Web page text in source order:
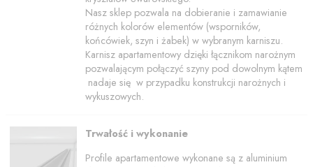
Nasz sklep pozwala na dobieranie i zamawianie
różnych kolorów elementów (wsporników,
końcówiek, szyn i żabek) w wybranym karniszu.
Karnisz apartamentowy dzięki łącznikom narożnym
pozwalającym połączyć szyny pod dowolnym kątem
nadaje się w przypadku konstrukcji narożnych i
wykuszowych.
Trwałość i wykonanie
Profile apartamentowe wykonane są z aluminium